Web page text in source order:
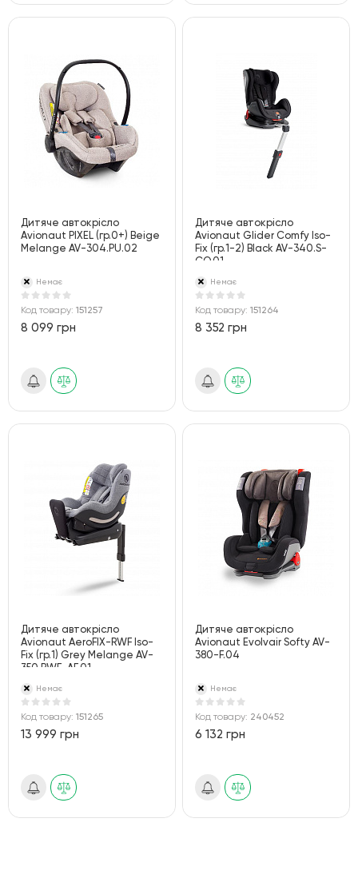
Дитяче автокрісло
Avionaut PIXEL (гр.0+) Beige
Melange AV-304.PU.02
Немає
Код товару: 151257
8 099 грн
Дитяче автокрісло
Avionaut Glider Comfy Iso-
Fix (гр.1-2) Black AV-340.S-
CO.01
Немає
Код товару:151264
8 352 грн
Дитяче автокрісло
Avionaut AeroFIX-RWF Iso-
Fix (гр.1) Grey Melange AV-
350.RWF-AF.01
Немає
Код товару: 151265
13 999 грн
Дитяче автокрісло
Avionaut Evolvair Softy AV-
380-F.04
Немає
Код товару: 240452
6 132 грн